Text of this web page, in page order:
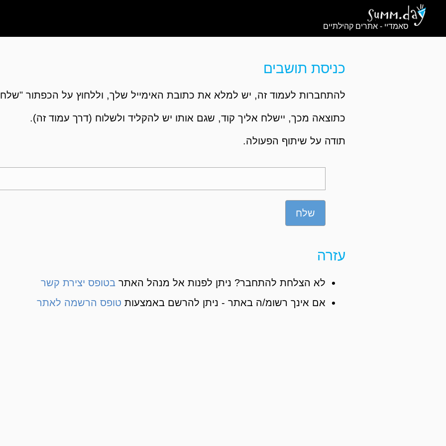
סאמדיי - אתרים קהילתיים
כניסת תושבים
להתחברות לעמוד זה, יש למלא את כתובת האימייל שלך, וללחוץ על הכפתור
כתוצאה מכך, יישלח אליך קוד, שגם אותו יש להקליד ולשלוח (דרך עמוד זה).
תודה על שיתוף הפעולה.
שלח
עזרה
לא הצלחת להתחבר? ניתן לפנות אל מנהל האתר בטופס יצירת קשר
אם אינך רשומ/ה באתר - ניתן להרשם באמצעות טופס הרשמה לאתר